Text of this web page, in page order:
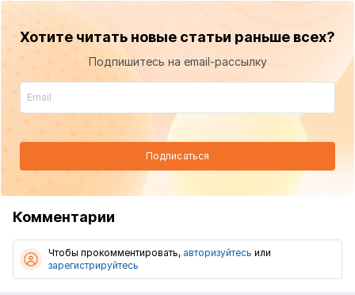
Хотите читать новые статьи раньше всех?
Подпишитесь на email-рассылку
Подписаться
Комментарии
Чтобы прокомментировать, авторизуйтесь или
зарегистрируйтесь